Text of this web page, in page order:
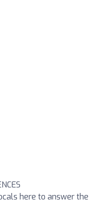
here to answer the